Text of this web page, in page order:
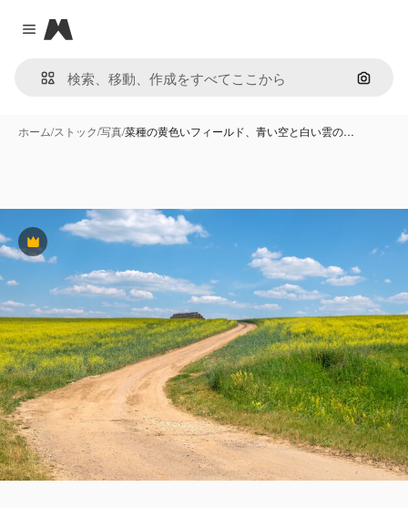
Close menu
Magnific
画像で
ホーム/ストック/写真/菜種の黄色いフィールド、青い空と白い雲の…
Premium